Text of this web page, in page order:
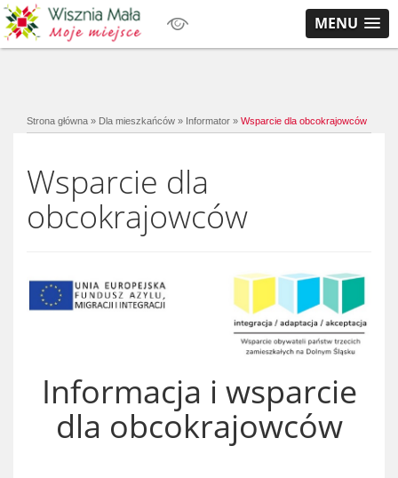
MENU
Strona główna » Dla mieszkańców » Informator » Wsparcie dla obcokrajowców
Wsparcie dla
obcokrajowców
Informacja i wsparcie
dla obcokrajowców